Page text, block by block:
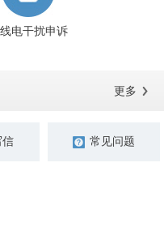
电干扰申诉
信 常见问题
更多